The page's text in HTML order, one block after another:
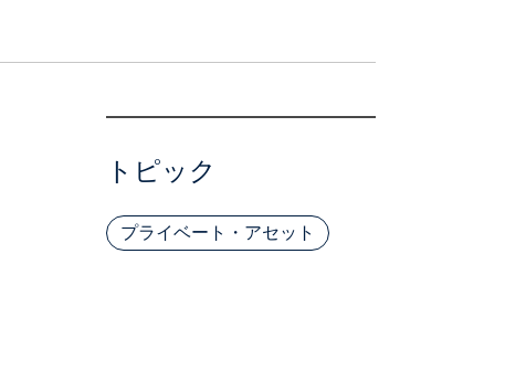
トピック
プライベート・アセット